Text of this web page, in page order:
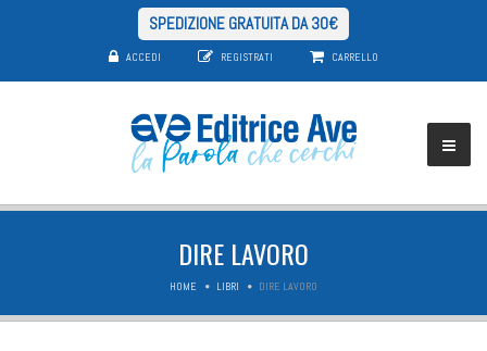
SPEDIZIONE GRATUITA DA 30€
ACCEDI REGISTRATI CARRELLO
DIRE LAVORO
HOME LIBRI DIRE LAVORO